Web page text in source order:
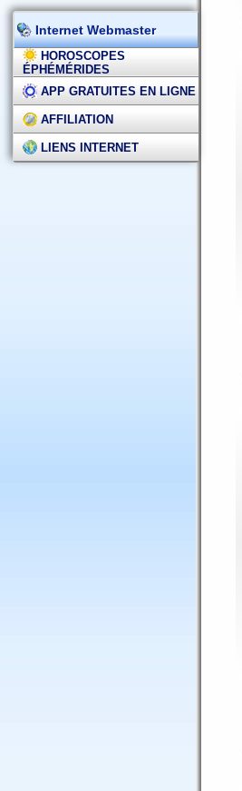
Internet Webmaster
HOROSCOPES
ÉPHÉMÉRIDES
APP GRATUITES EN LIGNE
AFFILIATION
LIENS INTERNET